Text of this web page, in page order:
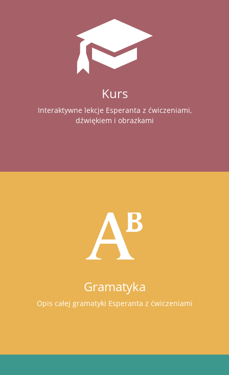
Kurs
Interaktywne lekcje Esperanta z ćwiczeniami,
dźwiękiem i obrazkami
Gramatyka
Opis całej gramatyki Esperanta z ćwiczeniami